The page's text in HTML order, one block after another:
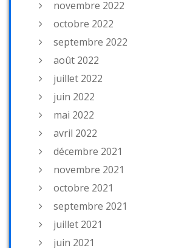
novembre 2022
octobre 2022
septembre 2022
août 2022
juillet 2022
juin 2022
mai 2022
avril 2022
décembre 2021
novembre 2021
octobre 2021
septembre 2021
juillet 2021
juin 2021